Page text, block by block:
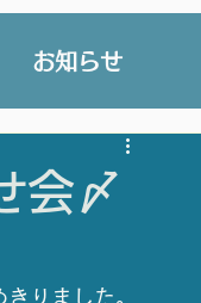
お知らせ
会〆
りました。